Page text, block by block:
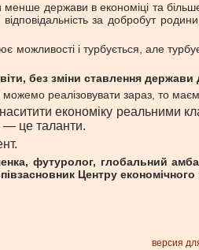
держави в економіці та
за добробут
і турбується, але
без зміни ставлення
реалізовувати зараз, то
економіку реальними
— це таланти.
футуролог, глобальний
Центру
версия